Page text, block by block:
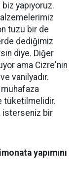
yapıyoruz.
tuzu bir de
dediğimiz
diye. Diğer
ama Cizre'nin
vanilyadır.
tüketilmelidir.
isterseniz bir
yapımını